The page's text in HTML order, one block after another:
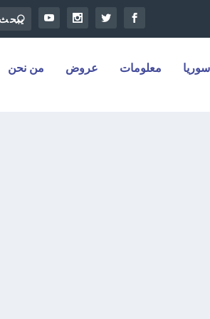
معلومات عروض من نحن